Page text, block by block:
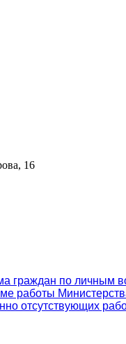
16
граждан по личным
работы
отсутствующих